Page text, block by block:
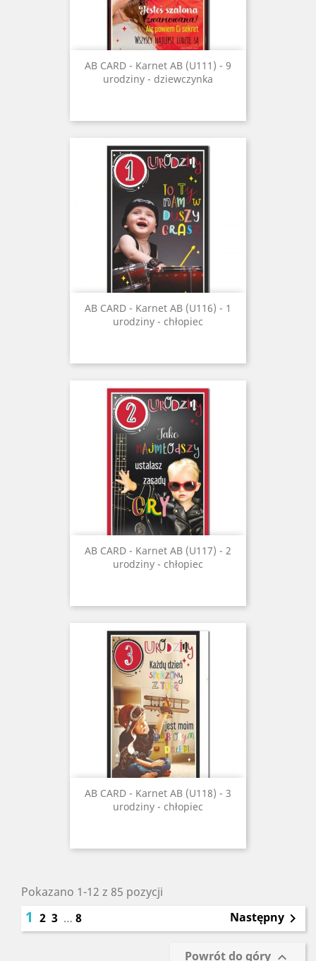
AB CARD - Karnet AB (U111) - 9
urodziny - dziewczynka
AB CARD - Karnet AB (U116) - 1
urodziny - chłopiec
AB CARD - Karnet AB (U117) - 2
urodziny - chłopiec
AB CARD - Karnet AB (U118) - 3
urodziny - chłopiec
Pokazano 1-12 z 85 pozycji
1 2 3 … 8 Następny 
Powrót do góry 